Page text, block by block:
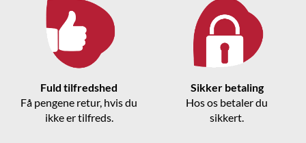
Fuld tilfredshed
Få pengene retur, hvis du
ikke er tilfreds.
Sikker betaling
Hos os betaler du
sikkert.